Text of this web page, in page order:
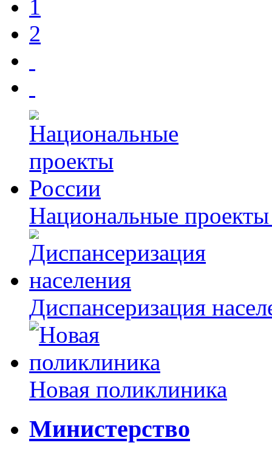
1
2
Национальные
Диспансеризация
Новая поликлиника
Министерство